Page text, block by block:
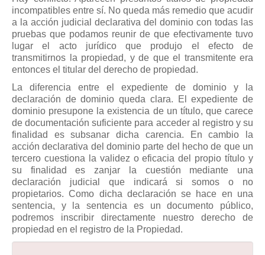
incompatibles entre sí. No queda más remedio que acudir
a la acción judicial declarativa del dominio con todas las
pruebas que podamos reunir de que efectivamente tuvo
lugar el acto jurídico que produjo el efecto de
transmitirnos la propiedad, y de que el transmitente era
entonces el titular del derecho de propiedad.
La diferencia entre el expediente de dominio y la
declaración de dominio queda clara. El expediente de
dominio presupone la existencia de un título, que carece
de documentación suficiente para acceder al registro y su
finalidad es subsanar dicha carencia. En cambio la
acción declarativa del dominio parte del hecho de que un
tercero cuestiona la validez o eficacia del propio título y
su finalidad es zanjar la cuestión mediante una
declaración judicial que indicará si somos o no
propietarios. Como dicha declaración se hace en una
sentencia, y la sentencia es un documento público,
podremos inscribir directamente nuestro derecho de
propiedad en el registro de la Propiedad.